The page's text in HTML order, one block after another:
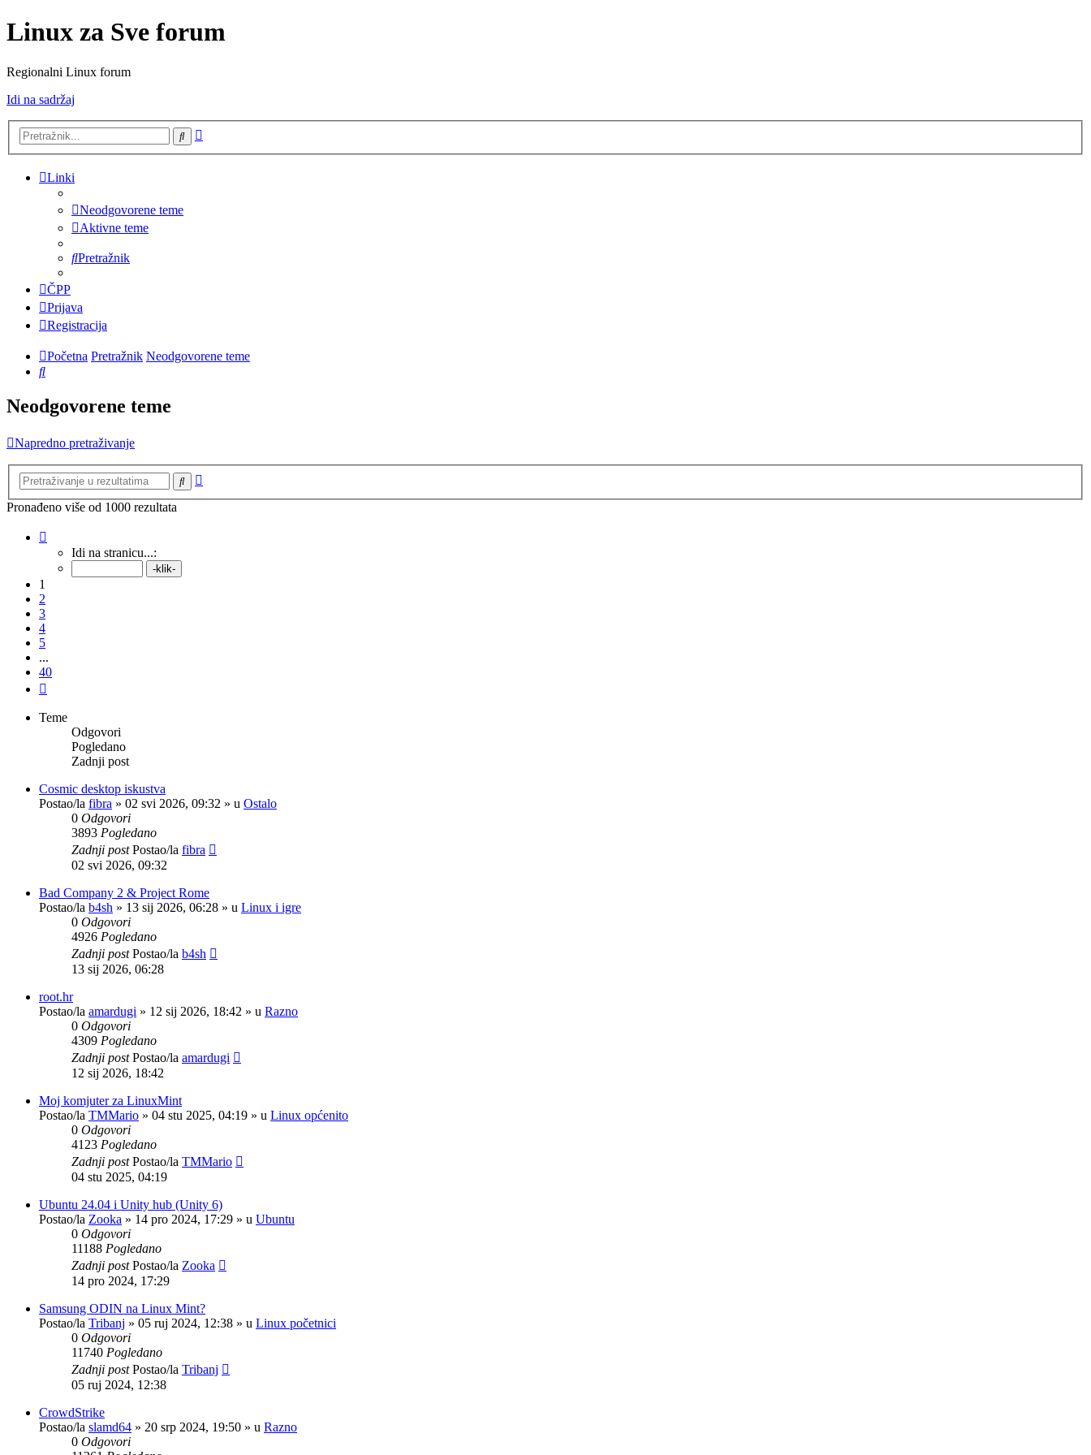
Linux za Sve forum
Regionalni Linux forum
Idi na sadržaj
Pretražnik
Linki
Neodgovorene teme
Aktivne teme
Pretražnik
ČPP
Prijava
Registracija
Početna Pretražnik Neodgovorene teme
Pretražnik
Neodgovorene teme
Napredno pretraživanje
Pretražnik
Pronađeno više od 1000 rezultata
40 .Idi na stranicu...:
1
2
3
4
5
...
40
Teme
Odgovori
Pogledano
Zadnji post
Cosmic desktop iskustva
Postao/la fibra » 02 svi 2026, 09:32 » u Ostalo
0 Odgovori
3893 Pogledano
Zadnji postPostao/la fibra
02 svi 2026, 09:32
Bad Company 2 & Project Rome
Postao/la b4sh » 13 sij 2026, 06:28 » u Linux i igre
0 Odgovori
4926 Pogledano
Zadnji postPostao/la b4sh
13 sij 2026, 06:28
root.hr
Postao/la amardugi » 12 sij 2026, 18:42 » u Razno
0 Odgovori
4309 Pogledano
Zadnji postPostao/la amardugi
12 sij 2026, 18:42
Moj komjuter za LinuxMint
Postao/la TMMario » 04 stu 2025, 04:19 » u Linux općenito
0 Odgovori
4123 Pogledano
Zadnji postPostao/la TMMario
04 stu 2025, 04:19
Ubuntu 24.04 i Unity hub (Unity 6)
Postao/la Zooka » 14 pro 2024, 17:29 » u Ubuntu
0 Odgovori
11188 Pogledano
Zadnji postPostao/la Zooka
14 pro 2024, 17:29
Samsung ODIN na Linux Mint?
Postao/la Tribanj » 05 ruj 2024, 12:38 » u Linux početnici
0 Odgovori
11740 Pogledano
Zadnji postPostao/la Tribanj
05 ruj 2024, 12:38
CrowdStrike
Postao/la slamd64 » 20 srp 2024, 19:50 » u Razno
0 Odgovori